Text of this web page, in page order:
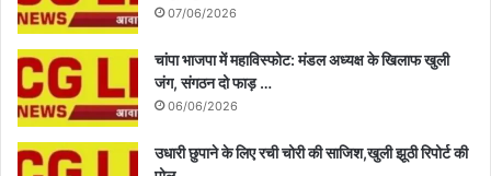
07/06/2026
चांपा भाजपा में महाविस्फोट: मंडल अध्यक्ष के खिलाफ खुली
जंग, संगठन दो फाड़ …
06/06/2026
उधारी छुपाने के लिए रची चोरी की साजिश,खुली झूठी रिपोर्ट की